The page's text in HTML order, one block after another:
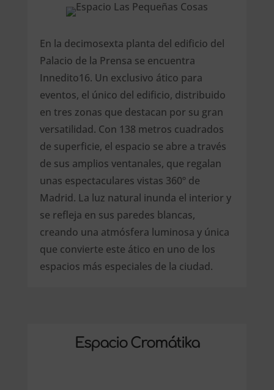
En la decimosexta planta del edificio del
Palacio de la Prensa se encuentra
Innedito16. Un exclusivo ático para
eventos, el único del edificio, distribuido
en tres zonas que destacan por su gran
versatilidad. Con 138 metros cuadrados
de superficie, el espacio se abre a través
de sus amplios ventanales, que regalan
unas espectaculares vistas 360º de
Madrid. La luz natural inunda el interior y
se refleja en sus paredes blancas,
creando una atmósfera luminosa y única
que convierte este ático en uno de los
espacios más especiales de la ciudad.
Espacio Cromátika